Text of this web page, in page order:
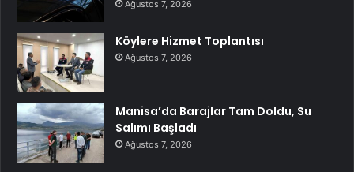
Ağustos 7, 2026
Köylere Hizmet Toplantısı
Ağustos 7, 2026
Manisa’da Barajlar Tam Doldu, Su
Salımı Başladı
Ağustos 7, 2026